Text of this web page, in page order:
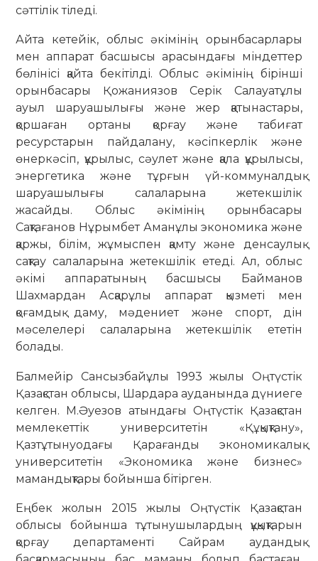
сәттілік тіледі.
Айта кетейік, облыс әкімінің орынбасарлары
мен аппарат басшысы арасындағы міндеттер
бөлінісі қайта бекітілді. Облыс әкімінің бірінші
орынбасары Қожаниязов Серік Салауатұлы
ауыл шаруашылығы және жер қатынастары,
қоршаған ортаны қорғау және табиғат
ресурстарын пайдалану, кәсіпкерлік және
өнеркәсіп, құрылыс, сәулет және қала құрылысы,
энергетика және тұрғын үй-коммуналдық
шаруашылығы салаларына жетекшілік
жасайды. Облыс әкімінің орынбасары
Сақтағанов Нұрымбет Аманұлы экономика және
қаржы, білім, жұмыспен қамту және денсаулық
сақтау салаларына жетекшілік етеді. Ал, облыс
әкімі аппаратының басшысы Байманов
Шахмардан Асқарұлы аппарат қызметі мен
қоғамдық даму, мәдениет және спорт, дін
мәселелері салаларына жетекшілік ететін
болады.
Балмейір Сансызбайұлы 1993 жылы Оңтүстік
Қазақстан облысы, Шардара ауданында дүниеге
келген. М.Әуезов атындағы Оңтүстік Қазақстан
мемлекеттік университетін «Құқықтану»,
Қазтұтынуодағы Қарағанды экономикалық
университетін «Экономика және бизнес»
мамандықтары бойынша бітірген.
Еңбек жолын 2015 жылы Оңтүстік Қазақстан
облысы бойынша тұтынушылардың құқықтарын
қорғау департаменті Сайрам аудандық